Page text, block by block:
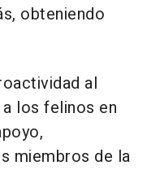
obteniendo
al
los felinos en
miembros de la